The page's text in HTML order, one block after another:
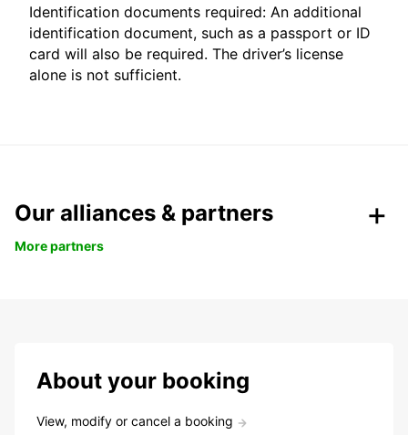
Identification documents required: An additional
identification document, such as a passport or ID
card will also be required. The driver’s license
alone is not sufficient.
Our alliances & partners
More partners
About your booking
View, modify or cancel a booking